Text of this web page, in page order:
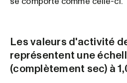
Les valeurs d'activité
représentent une
(complètement sec) à